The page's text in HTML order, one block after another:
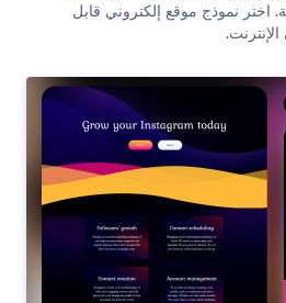
اختر نموذج موقع إلكتروني قابل